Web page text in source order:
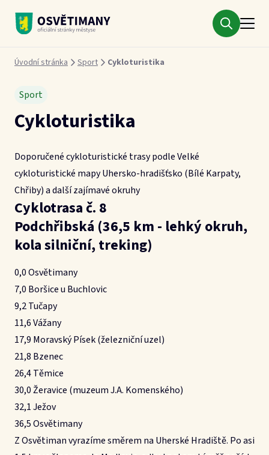
Drobečková navigace
Úvodní stránka Sport Cykloturistika
Sport
Cykloturistika
Doporučené cykloturistické trasy podle Velké
cykloturistické mapy Uhersko-hradišťsko (Bílé Karpaty,
Chřiby) a další zajímavé okruhy
Cyklotrasa č. 8
Podchřibská (36,5 km - lehký okruh,
kola silniční, treking)
0,0 Osvětimany
7,0 Boršice u Buchlovic
9,2 Tučapy
11,6 Vážany
17,9 Moravský Písek (železniční uzel)
21,8 Bzenec
26,4 Těmice
30,0 Žeravice (muzeum J.A. Komenského)
32,1 Ježov
36,5 Osvětimany
Z Osvětiman vyrazíme směrem na Uherské Hradiště. Po asi